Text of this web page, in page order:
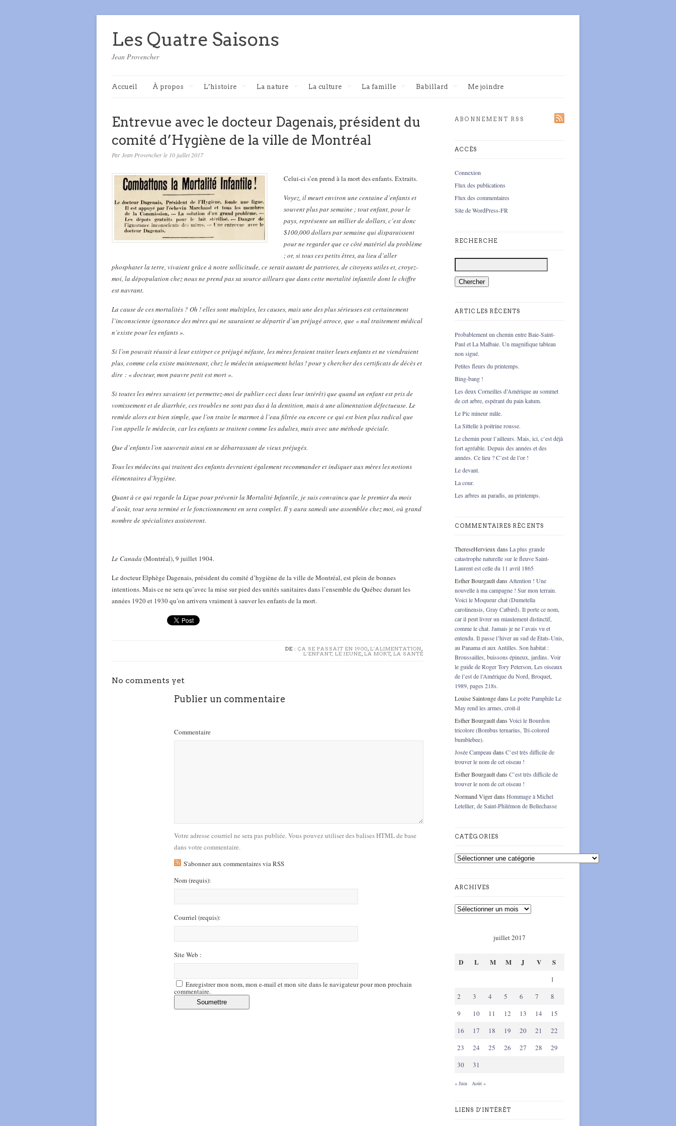
Les Quatre Saisons
Jean Provencher
Accueil À propos L’histoire La nature La culture La famille Babillard Me joindre
Entrevue avec le docteur Dagenais, président du
comité d’Hygiène de la ville de Montréal
Par Jean Provencher le 10 juillet 2017
Celui-ci s’en prend à la mort des enfants. Extraits.
Voyez, il meurt environ une centaine d’enfants et
souvent plus par semaine ; tout enfant, pour le
pays, représente un millier de dollars, c’est donc
$100,000 dollars par semaine qui disparaissent
pour ne regarder que ce côté matériel du problème
; or, si tous ces petits êtres, au lieu d’aller
phosphater la terre, vivaient grâce à notre sollicitude, ce serait autant de patriotes, de citoyens utiles et, croyez-
moi, la dépopulation chez nous ne prend pas sa source ailleurs que dans cette mortalité infantile dont le chiffre
est navrant.
La cause de ces mortalités ? Oh ! elles sont multiples, les causes, mais une des plus sérieuses est certainement
l’inconsciente ignorance des mères qui ne sauraient se départir d’un préjugé atroce, que « nul traitement médical
n’existe pour les enfants ».
Si l’on pouvait réussir à leur extirper ce préjugé néfaste, les mères feraient traiter leurs enfants et ne viendraient
plus, comme cela existe maintenant, chez le médecin uniquement hélas ! pour y chercher des certificats de décès et
dire : « docteur, mon pauvre petit est mort ».
Si toutes les mères savaient (et permettez-moi de publier ceci dans leur intérêt) que quand un enfant est pris de
vomissement et de diarrhée, ces troubles ne sont pas dus à la dentition, mais à une alimentation défectueuse. Le
remède alors est bien simple, que l’on traite le marmot à l’eau filtrée ou encore ce qui est bien plus radical que
l’on appelle le médecin, car les enfants se traitent comme les adultes, mais avec une méthode spéciale.
Que d’enfants l’on sauverait ainsi en se débarrassant de vieux préjugés.
Tous les médecins qui traitent des enfants devraient également recommander et indiquer aux mères les notions
élémentaires d’hygiène.
Quant à ce qui regarde la Ligue pour prévenir la Mortalité Infantile, je suis convaincu que le premier du mois
d’août, tout sera terminé et le fonctionnement en sera complet. Il y aura samedi une assemblée chez moi, où grand
nombre de spécialistes assisteront.
Le Canada (Montréal), 9 juillet 1904.
Le docteur Elphège Dagenais, président du comité d’hygiène de la ville de Montréal, est plein de bonnes
intentions. Mais ce ne sera qu’avec la mise sur pied des unités sanitaires dans l’ensemble du Québec durant les
années 1920 et 1930 qu’on arrivera vraiment à sauver les enfants de la mort.
DE : ÇA SE PASSAIT EN 1900, L'ALIMENTATION,
L'ENFANT, LE JEUNE, LA MORT, LA SANTÉ
No comments yet
Publier un commentaire
Commentaire
Votre adresse courriel ne sera pas publiée. Vous pouvez utiliser des balises HTML de base
dans votre commentaire.
S'abonner aux commentaires via RSS
Nom(requis):
Courriel (requis):
Site Web :
Enregistrer mon nom, mon e-mail et mon site dans le navigateur pour mon prochain
commentaire.
ABONNEMENT RSS
ACCÈS
Connexion
Flux des publications
Flux des commentaires
Site de WordPress-FR
RECHERCHE
ARTICLES RÉCENTS
Probablement un chemin entre Baie-Saint-
Paul et La Malbaie. Un magnifique tableau
non signé.
Petites fleurs du printemps.
Bing-bang !
Les deux Corneilles d’Amérique au sommet
de cet arbre, espérant du pain katum.
Le Pic mineur mâle.
La Sittelle à poitrine rousse.
Le chemin pour l’ailleurs. Mais, ici, c’est déjà
fort agréable. Depuis des années et des
années. Ce lieu ? C’est de l’or !
Le devant.
La cour.
Les arbres au paradis, au printemps.
COMMENTAIRES RÉCENTS
ThereseHervieux dans La plus grande
catastrophe naturelle sur le fleuve Saint-
Laurent est celle du 11 avril 1865
Esther Bourgaultdans Attention ! Une
nouvelle à ma campagne ! Sur mon terrain.
Voici le Moqueur chat (Dumetella
carolinensis, Gray Catbird). Il porte ce nom,
car il peut livrer un miaulement distinctif,
comme le chat. Jamais je ne l’avais vu et
entendu. Il passe l’hiver au sud de États-Unis,
au Panama et aux Antilles. Son habitat :
Broussailles, buissons épineux, jardins. Voir
le guide de Roger Tory Peterson, Les oiseaux
de l’est de l’Amérique du Nord, Broquet,
1989, pages 218s.
Louise Saintongedans Le poète Pamphile Le
May rend les armes, croit-il
Esther Bourgaultdans Voici le Bourdon
tricolore (Bombus ternarius, Tri-colored
bumblebee).
Josée Campeau dans C’est très difficile de
trouver le nom de cet oiseau !
Esther Bourgaultdans C’est très difficile de
trouver le nom de cet oiseau !
Normand Vigerdans Hommage à Michel
Letellier, de Saint-Philémon de Bellechasse
CATÉGORIES
ARCHIVES
juillet 2017
D L M M J V S
1
2
3 4 5 6 7
8
9
10 11 12 13 14
15
16
17 18 19 20 21
22
23
24 25 26 27 28
29
30
31
« Juin Août »
LIENS D'INTÉRÊT